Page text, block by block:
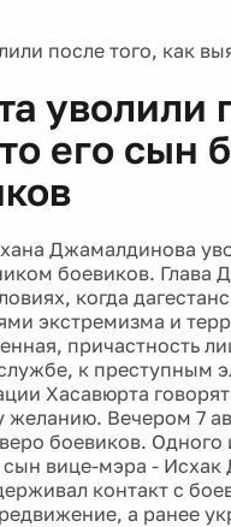
после того, как
уволили
его сын
Джамалдинова
боевиков. Глава
когда
экстремизма и
причастность
к преступным
Хасавюрта
желанию. Вечером 7
боевиков. Одного
сын вице-мэра -
контакт с
а ранее